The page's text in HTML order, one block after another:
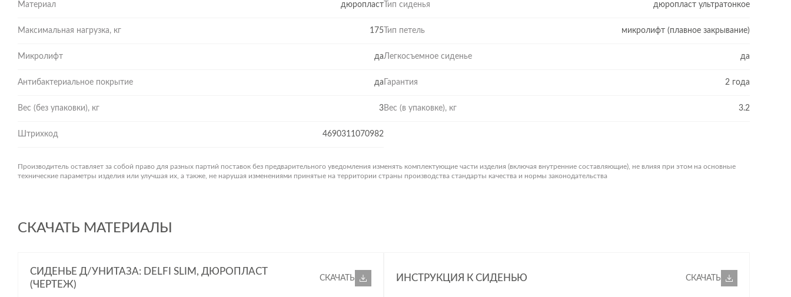
Материал дюропласт Тип сиденья дюропласт ультратонкое
Максимальная нагрузка, кг 175 Тип петель микролифт (плавное закрывание)
Микролифт даЛегкосъемное сиденье да
Антибактериальное покрытие да Гарантия 2 года
Вес (без упаковки), кг 3Вес (в упаковке), кг 3.2
Штрихкод 4690311070982
Производитель оставляет за собой право для разных партий поставок без предварительного уведомления изменять комплектующие части изделия (включая внутренние составляющие), не влияя при этом на основные
технические параметры изделия или улучшая их, а также, не нарушая изменениями принятые на территории страны производства стандарты качества и нормы законодательства
СКАЧАТЬ МАТЕРИАЛЫ
СИДЕНЬЕ Д/УНИТАЗА: DELFI SLIM, ДЮРОПЛАСТ
(ЧЕРТЕЖ)
СКАЧАТЬ ИНСТРУКЦИЯ К СИДЕНЬЮ СКАЧАТЬ